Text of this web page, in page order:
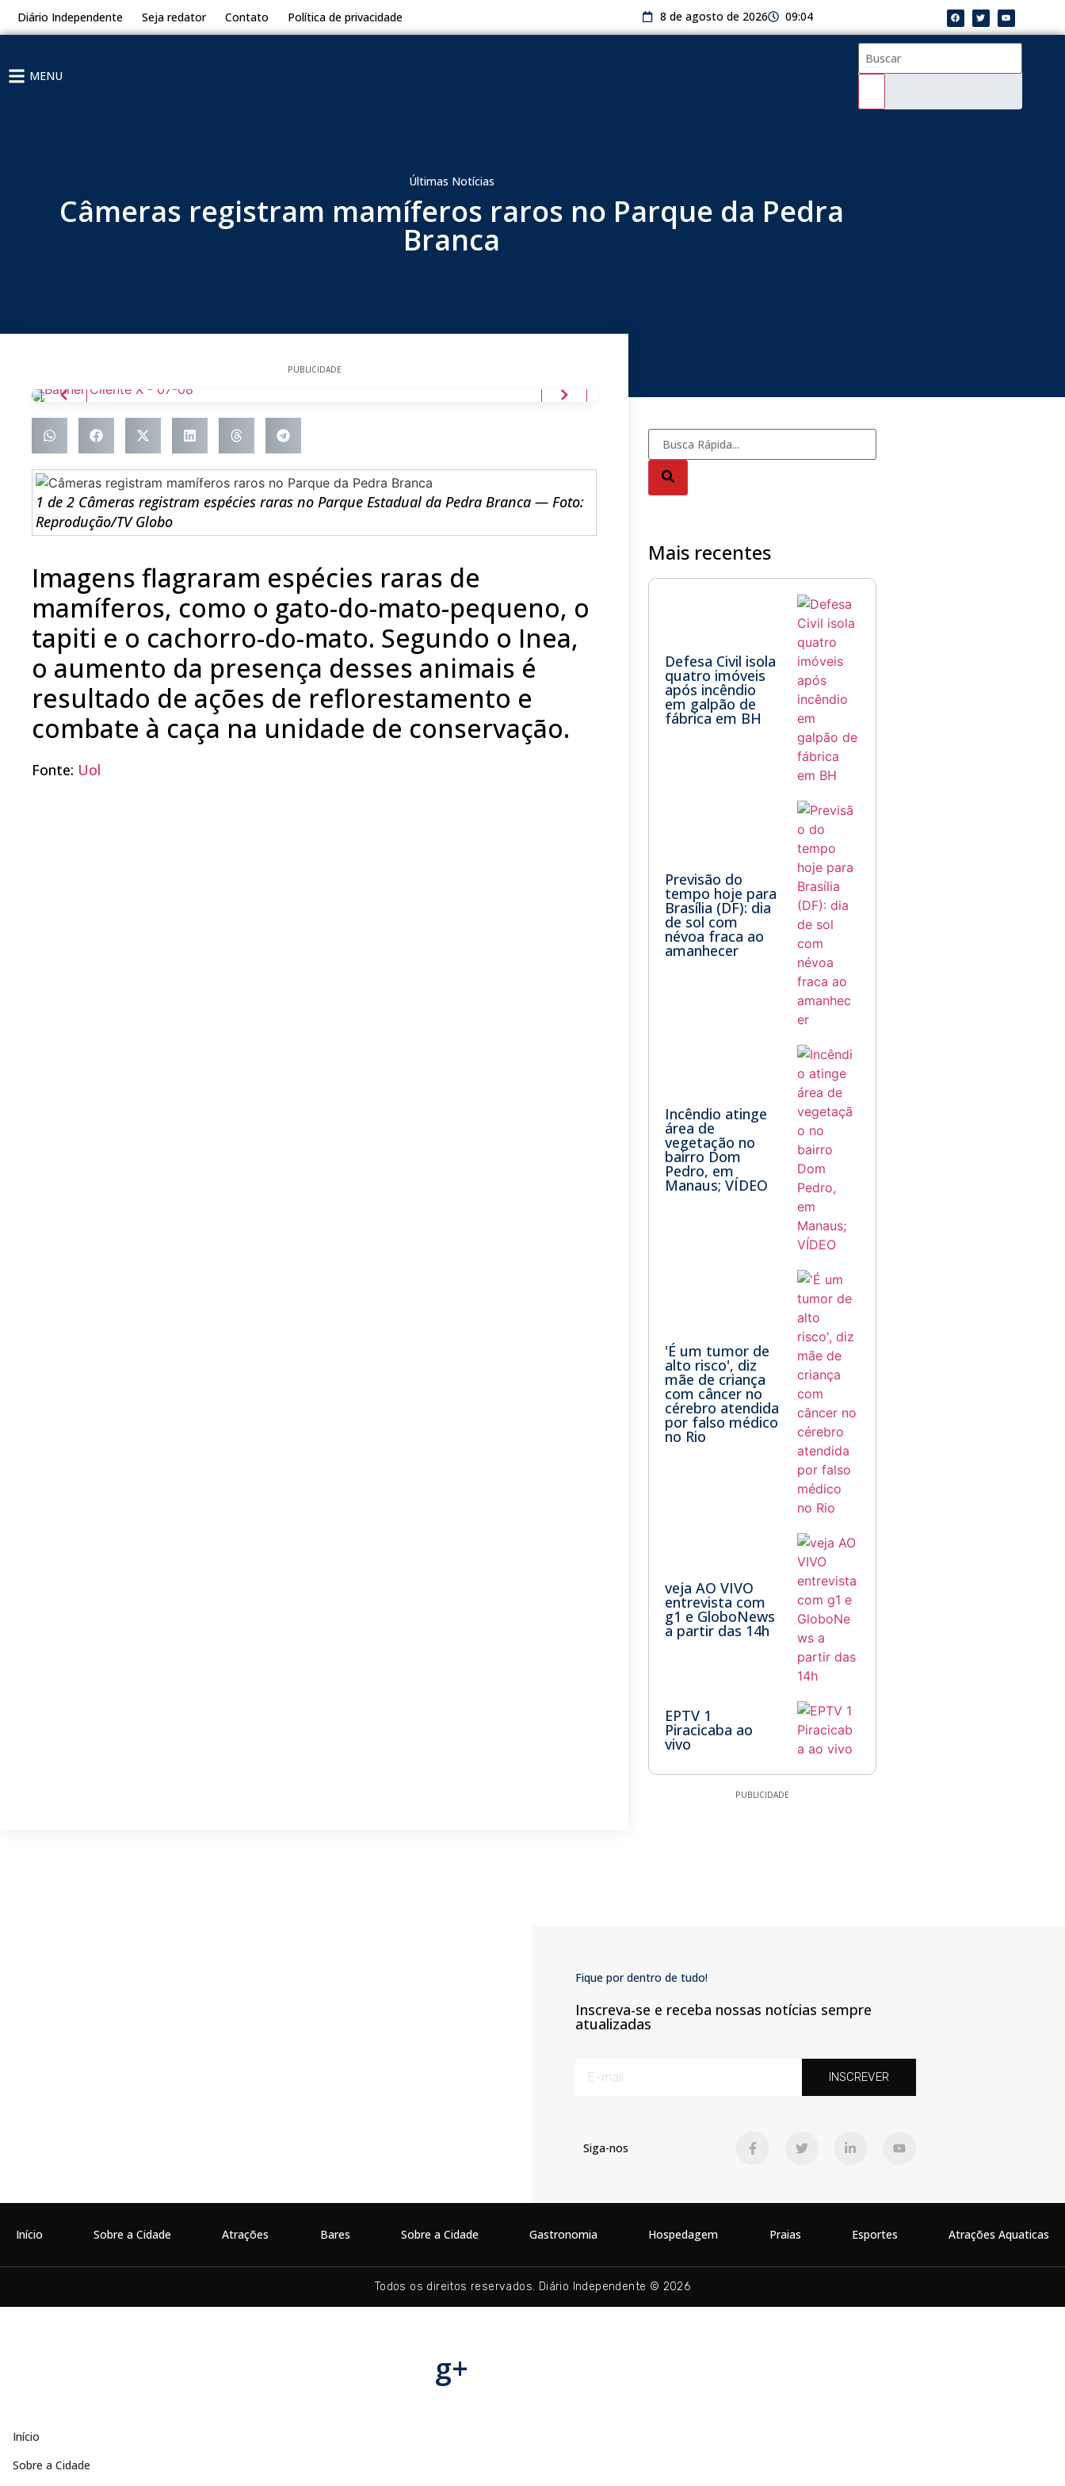
Diário Independente Seja redator Contato Política de privacidade 8 de agosto de 2026 09:04
MENU
Últimas Notícias
Câmeras registram mamíferos raros no Parque da Pedra
Branca
PUBLICIDADE
1 de 2 Câmeras registram espécies raras no Parque Estadual da Pedra Branca — Foto:
Reprodução/TV Globo
Imagens flagraram espécies raras de
mamíferos, como o gato-do-mato-pequeno, o
tapiti e o cachorro-do-mato. Segundo o Inea,
o aumento da presença desses animais é
resultado de ações de reflorestamento e
combate à caça na unidade de conservação.
Fonte: Uol
Mais recentes
Defesa Civil isola
quatro imóveis
após incêndio
em galpão de
fábrica em BH
Previsão do
tempo hoje para
Brasília (DF): dia
de sol com
névoa fraca ao
amanhecer
Incêndio atinge
área de
vegetação no
bairro Dom
Pedro, em
Manaus; VÍDEO
'É um tumor de
alto risco', diz
mãe de criança
com câncer no
cérebro atendida
por falso médico
no Rio
veja AO VIVO
entrevista com
g1 e GloboNews
a partir das 14h
EPTV 1
Piracicaba ao
vivo
PUBLICIDADE
Fique por dentro de tudo!
Inscreva-se e receba nossas notícias sempre
atualizadas
INSCREVER
Siga-nos
Início Sobre a Cidade Atrações Bares Sobre a Cidade Gastronomia Hospedagem Praias Esportes Atrações Aquaticas
Todos os direitos reservados. Diário Independente © 2026
g+
Início
Sobre a Cidade